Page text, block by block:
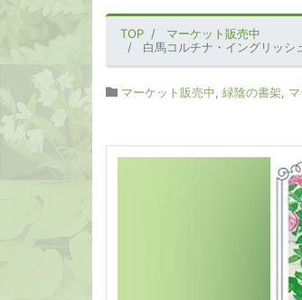
TOP
マーケット販売中
白馬コルチナ・イングリッシ
マーケット販売中 緑陰の書架